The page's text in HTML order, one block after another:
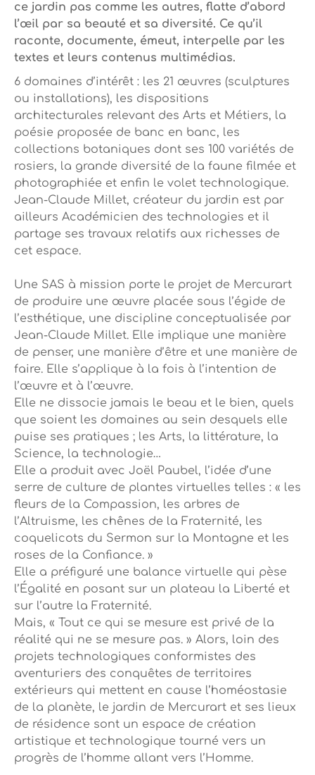
ce jardin pas comme les autres, flatte d’abord
l’œil par sa beauté et sa diversité. Ce qu’il
raconte, documente, émeut, interpelle par les
textes et leurs contenus multimédias.
6 domaines d’intérêt : les 21 œuvres (sculptures
ou installations), les dispositions
architecturales relevant des Arts et Métiers, la
poésie proposée de banc en banc, les
collections botaniques dont ses 100 variétés de
rosiers, la grande diversité de la faune filmée et
photographiée et enfin le volet technologique.
Jean-Claude Millet, créateur du jardin est par
ailleurs Académicien des technologies et il
partage ses travaux relatifs aux richesses de
cet espace.
Une SAS à mission porte le projet de Mercurart
de produire une œuvre placée sous l’égide de
l’esthétique, une discipline conceptualisée par
Jean-Claude Millet. Elle implique une manière
de penser, une manière d’être et une manière de
faire. Elle s’applique à la fois à l’intention de
l’œuvre et à l’œuvre.
Elle ne dissocie jamais le beau et le bien, quels
que soient les domaines au sein desquels elle
puise ses pratiques ; les Arts, la littérature, la
Science, la technologie…
Elle a produit avec Joël Paubel, l’idée d’une
serre de culture de plantes virtuelles telles : « les
fleurs de la Compassion, les arbres de
l’Altruisme, les chênes de la Fraternité, les
coquelicots du Sermon sur la Montagne et les
roses de la Confiance. »
Elle a préfiguré une balance virtuelle qui pèse
l’Égalité en posant sur un plateau la Liberté et
sur l’autre la Fraternité.
Mais, « Tout ce qui se mesure est privé de la
réalité qui ne se mesure pas. » Alors, loin des
projets technologiques conformistes des
aventuriers des conquêtes de territoires
extérieurs qui mettent en cause l’homéostasie
de la planète, le jardin de Mercurart et ses lieux
de résidence sont un espace de création
artistique et technologique tourné vers un
progrès de l’homme allant vers l’Homme.